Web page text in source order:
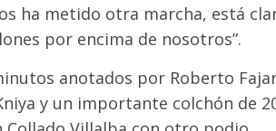
ha metido otra marcha, está
por encima de nosotros”.
anotados por Roberto
y un importante colchón de